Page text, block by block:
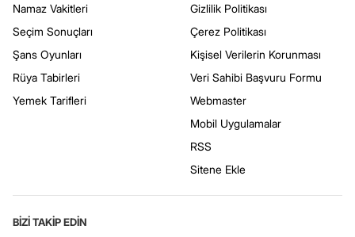
Namaz Vakitleri
Seçim Sonuçları
Şans Oyunları
Rüya Tabirleri
Yemek Tarifleri
Gizlilik Politikası
Çerez Politikası
Kişisel Verilerin Korunması
Veri Sahibi Başvuru Formu
Webmaster
Mobil Uygulamalar
RSS
Sitene Ekle
BİZİ TAKİP EDİN